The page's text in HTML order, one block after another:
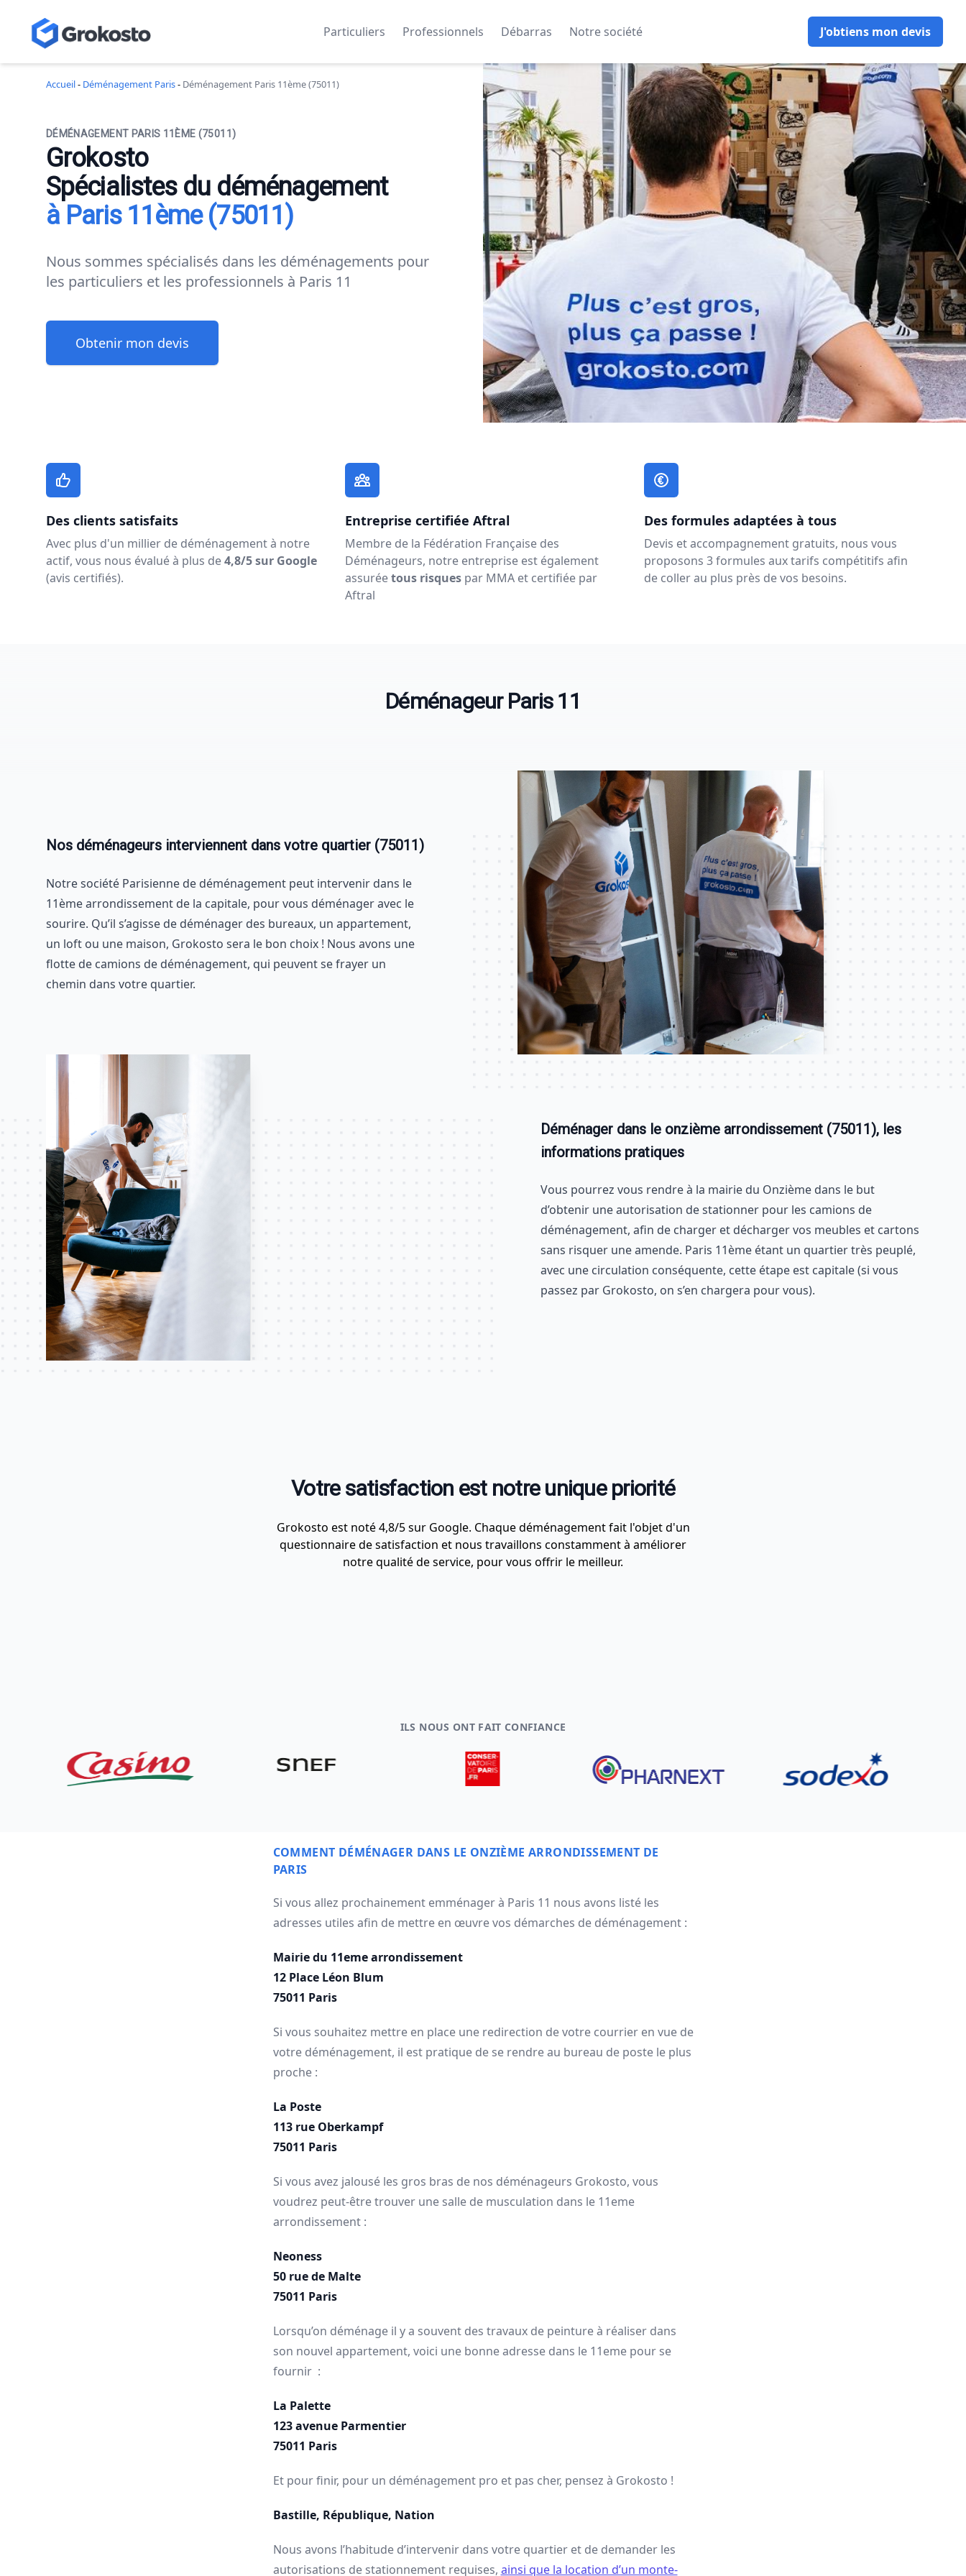
Particuliers Professionnels Débarras Notre société J'obtiens mon devis
Accueil- Déménagement Paris- Déménagement Paris 11ème (75011)
DÉMÉNAGEMENT PARIS 11ÈME (75011)
Grokosto
Spécialistes du déménagement
à Paris 11ème (75011)
Nous sommes spécialisés dans les déménagements pour
les particuliers et les professionnels à Paris 11
Obtenir mon devis
Des clients satisfaits
Avec plus d'un millier de déménagement à notre
actif, vous nous évalué à plus de4,8/5 sur Google
(avis certifiés).
Entreprise certifiée Aftral
Membre de la Fédération Française des
Déménageurs, notre entreprise est également
assuréetous risques par MMA et certifiée par
Aftral
Des formules adaptées à tous
Devis et accompagnement gratuits, nous vous
proposons 3 formules aux tarifs compétitifs afin
de coller au plus près de vos besoins.
Déménageur Paris 11
Nos déménageurs interviennent dans votre quartier (75011)
Notre société Parisienne de déménagement peut intervenir dans le
11ème arrondissement de la capitale, pour vous déménager avec le
sourire. Qu’il s’agisse de déménager des bureaux, un appartement,
un loft ou une maison, Grokosto sera le bon choix ! Nous avons une
flotte de camions de déménagement, qui peuvent se frayer un
chemin dans votre quartier.
Déménager dans le onzième arrondissement (75011), les
informations pratiques
Vous pourrez vous rendre à la mairie du Onzième dans le but
d’obtenir une autorisation de stationner pour les camions de
déménagement, afin de charger et décharger vos meubles et cartons
sans risquer une amende. Paris 11ème étant un quartier très peuplé,
avec une circulation conséquente, cette étape est capitale (si vous
passez par Grokosto, on s’en chargera pour vous).
Votre satisfaction est notre unique priorité
Grokosto est noté 4,8/5 sur Google. Chaque déménagement fait l'objet d'un
questionnaire de satisfaction et nous travaillons constamment à améliorer
notre qualité de service, pour vous offrir le meilleur.
ILS NOUS ONT FAIT CONFIANCE
COMMENT DÉMÉNAGER DANS LE ONZIÈME ARRONDISSEMENT DE
PARIS
Si vous allez prochainement emménager à Paris 11 nous avons listé les
adresses utiles afin de mettre en œuvre vos démarches de déménagement :
Mairie du 11eme arrondissement
12 Place Léon Blum
75011 Paris
Si vous souhaitez mettre en place une redirection de votre courrier en vue de
votre déménagement, il est pratique de se rendre au bureau de poste le plus
proche :
La Poste
113 rue Oberkampf
75011 Paris
Si vous avez jalousé les gros bras de nos déménageurs Grokosto, vous
voudrez peut-être trouver une salle de musculation dans le 11eme
arrondissement :
Neoness
50 rue de Malte
75011 Paris
Lorsqu’on déménage il y a souvent des travaux de peinture à réaliser dans
son nouvel appartement, voici une bonne adresse dans le 11eme pour se
fournir :
La Palette
123 avenue Parmentier
75011 Paris
Et pour finir, pour un déménagement pro et pas cher, pensez à Grokosto !
Bastille, République, Nation
Nous avons l’habitude d’intervenir dans votre quartier et de demander les
autorisations de stationnement requises, ainsi que la location d’un monte-